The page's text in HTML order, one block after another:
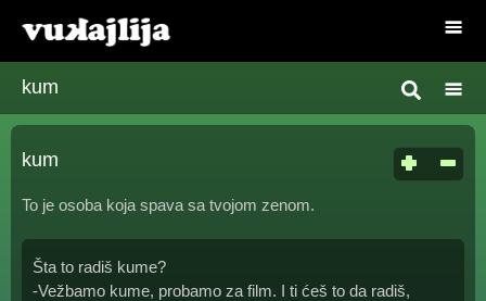
kum
kum
To je osoba koja spava sa tvojom zenom.
Šta to radiš kume?
-Vežbamo kume, probamo za film. I ti ćeš to da radiš,